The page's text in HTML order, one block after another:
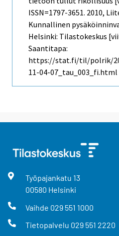
ISSN=1797-3651. 2010,
Kunnallinen
Helsinki: Tilastokeskus
Saantitapa:
https://stat.fi/til/polrik/
11-04-07_tau_003_fi.html
Työpajankatu 13
00580 Helsinki
Vaihde 029 551 1000
Tietopalvelu 029 551 2220